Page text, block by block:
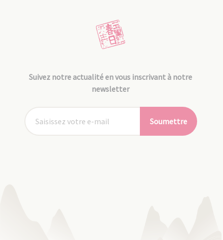
Suivez notre actualité en vous inscrivant à notre
newsletter
Soumettre